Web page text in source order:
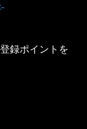
録ポイントを